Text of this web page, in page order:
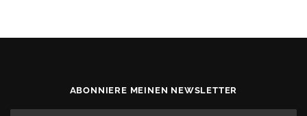
ABONNIERE MEINEN NEWSLETTER